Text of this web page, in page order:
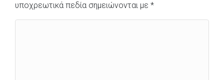
υποχρεωτικά πεδία σημειώνονται με *